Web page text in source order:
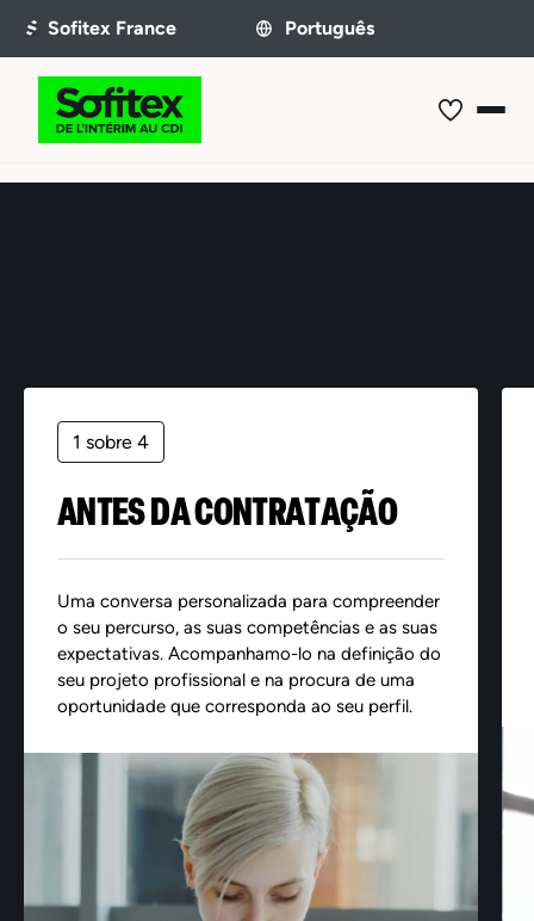
Oferta não encontrada
1 sobre 4
ANTES DA CONTRATAÇÃO
Uma conversa personalizada para compreender
o seu percurso, as suas competências e as suas
expectativas. Acompanhamo-lo na definição do
seu projeto profissional e na procura de uma
oportunidade que corresponda ao seu perfil.